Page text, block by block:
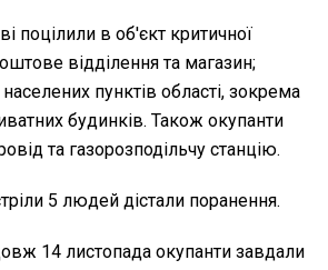
поцілили в об'єкт критичної
відділення та магазин;
пунктів області, зокрема
будинків. Також окупанти
та газорозподільчу станцію.
5 людей дістали поранення.
14 листопада окупанти завдали